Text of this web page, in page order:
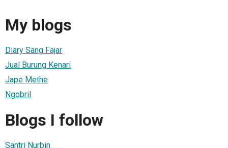
My blogs
Diary Sang Fajar
Jual Burung Kenari
Jape Methe
Ngobril
Blogs I follow
Santri Nurbin